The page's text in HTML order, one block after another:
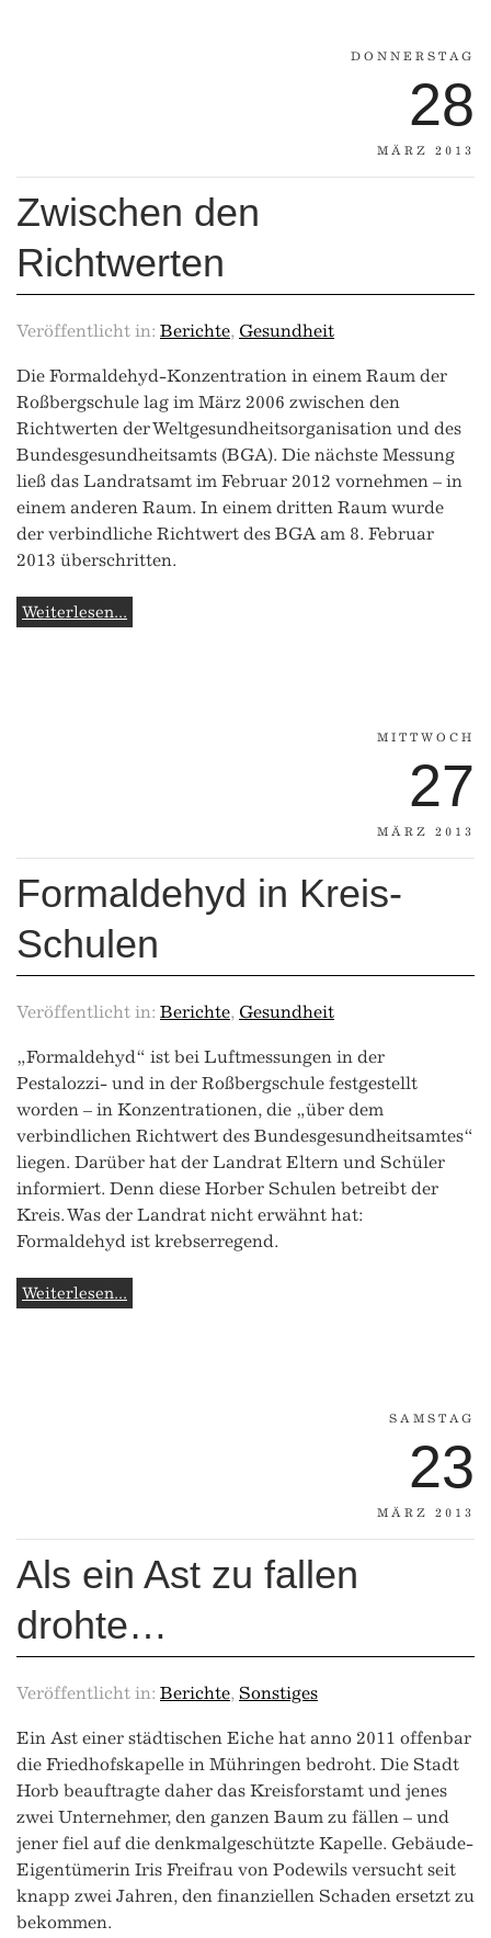
DONNERSTAG
28
MÄRZ 2013
Zwischen den
Richtwerten
Veröffentlicht in: Berichte, Gesundheit
Die Formaldehyd-Konzentration in einem Raum der
Roßbergschule lag im März 2006 zwischen den
Richtwerten der Weltgesundheitsorganisation und des
Bundesgesundheitsamts (BGA). Die nächste Messung
ließ das Landratsamt im Februar 2012 vornehmen – in
einem anderen Raum. In einem dritten Raum wurde
der verbindliche Richtwert des BGA am 8. Februar
2013 überschritten.
Weiterlesen...
MITTWOCH
27
MÄRZ 2013
Formaldehyd in Kreis-
Schulen
Veröffentlicht in: Berichte, Gesundheit
„Formaldehyd“ ist bei Luftmessungen in der
Pestalozzi- und in der Roßbergschule festgestellt
worden – in Konzentrationen, die „über dem
verbindlichen Richtwert des Bundesgesundheitsamtes“
liegen. Darüber hat der Landrat Eltern und Schüler
informiert. Denn diese Horber Schulen betreibt der
Kreis. Was der Landrat nicht erwähnt hat:
Formaldehyd ist krebserregend.
Weiterlesen...
SAMSTAG
23
MÄRZ 2013
Als ein Ast zu fallen
drohte…
Veröffentlicht in: Berichte, Sonstiges
Ein Ast einer städtischen Eiche hat anno 2011 offenbar
die Friedhofskapelle in Mühringen bedroht. Die Stadt
Horb beauftragte daher das Kreisforstamt und jenes
zwei Unternehmer, den ganzen Baum zu fällen – und
jener fiel auf die denkmalgeschützte Kapelle. Gebäude-
Eigentümerin Iris Freifrau von Podewils versucht seit
knapp zwei Jahren, den finanziellen Schaden ersetzt zu
bekommen.